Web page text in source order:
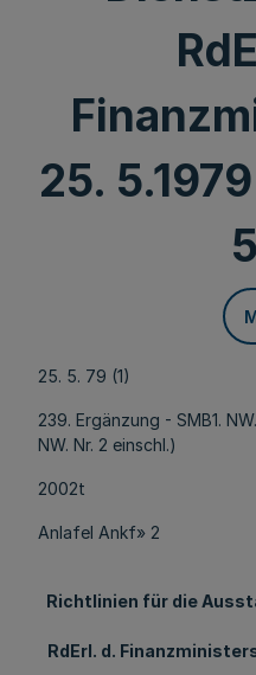
25.
25. 5. 79 (1)
239. Ergänzung - SMB1.
NW. Nr. 2 einschl.)
2002t
Anlafel Ankf» 2
Richtlinien für die
RdErl. d. Finanzministers